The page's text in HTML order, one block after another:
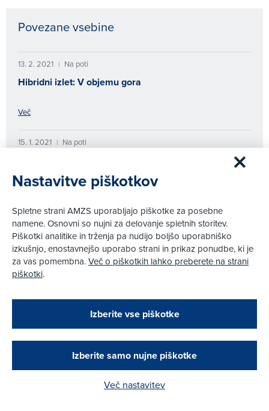
Povezane vsebine
13. 2. 2021 | Na poti
Hibridni izlet: V objemu gora
Več
15. 1. 2021 | Na poti
Več
7. 11. 2020 Na poti
Hibridni izlet: Okno v vipavsko dolino
Več
9. 10. 2020 | Na poti
Hibridni izlet: slapovi in korita v soški dolini
Zapri
Podarjamo vam 10 €!
Obstoječi in novi AMZS člani, ki boste v AMZS
opravili registracijo vozila, boste prejeli
vrednostno darilno kartico z dobroimetjem v višini
Kako do darila?
Nastavitve piškotkov
Spletne strani AMZS uporabljajo piškotke za posebne
namene. Osnovni so nujni za delovanje spletnih storitev.
Piškotki analitike in trženja pa nudijo boljšo uporabniško
izkušnjo, enostavnejšo uporabo strani in prikaz ponudbe, ki je
za vas pomembna.Več o piškotkih lahko preberete na strani
piškotki.
Izberite vse piškotke
Izberite samo nujne piškotke
Več nastavitev